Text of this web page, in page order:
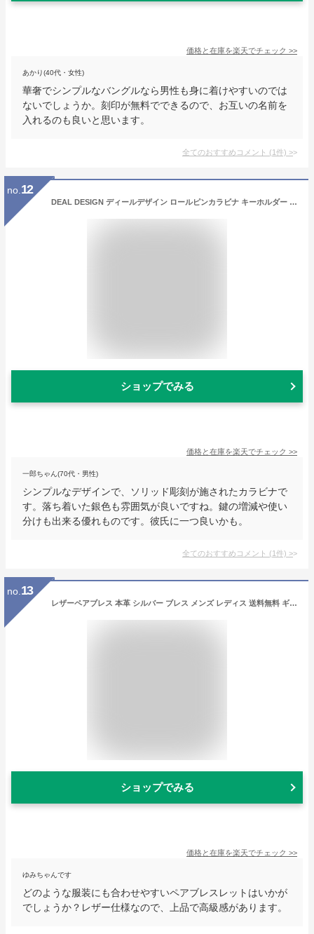
価格と在庫を楽天でチェック >>
あかり(40代・女性)
華奢でシンプルなバングルなら男性も身に着けやすいのでは
ないでしょうか。刻印が無料でできるので、お互いの名前を
入れるのも良いと思います。
全てのおすすめコメント (1件) >
no. 12
DEAL DESIGN ディールデザイン ロールピンカラビナ キーホルダー メンズアクセサリー レディースアクセサリー ギフト カラビナ キーチェーン シルバー925 シルバーアクセサリー 銀 SV925 スターリングシルバー 鍵 キーホルダー キーケース キーリング メンズ小物 腰回り
ショップでみる
価格と在庫を楽天でチェック >>
一郎ちゃん(70代・男性)
シンプルなデザインで、ソリッド彫刻が施されたカラビナで
す。落ち着いた銀色も雰囲気が良いですね。鍵の増減や使い
分けも出来る優れものです。彼氏に一つ良いかも。
全てのおすすめコメント (1件) >
no. 13
レザーペアブレス 本革 シルバー ブレス メンズ レディス 送料無料 ギフト 人気 おしゃれ シンプル カジュアル ペアアクセ ペアブレス オリジナル ハンドメイド 925 ドメスティック 国産 メンズブレス ブレスレット ブラック ブラウン DAgDART ダグダート ペア価格 DB-112-P
ショップでみる
価格と在庫を楽天でチェック >>
ゆみちゃんです
どのような服装にも合わせやすいペアブレスレットはいかが
でしょうか？レザー仕様なので、上品で高級感があります。